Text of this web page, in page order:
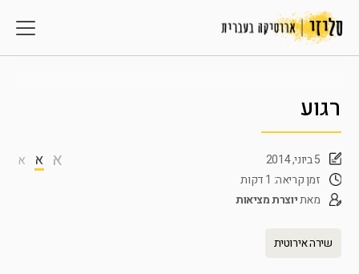
רגוע
א א א
5 ביוני, 2014
זמן קריאה: 1 דקות
מאתיוצרת מציאות
שירה אירוטית